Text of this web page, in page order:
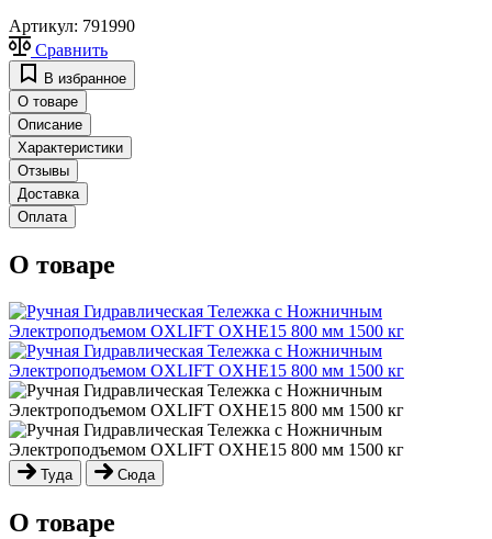
Артикул: 791990
Сравнить
В избранное
О товаре
Описание
Характеристики
Отзывы
Доставка
Оплата
О товаре
Туда Сюда
О товаре